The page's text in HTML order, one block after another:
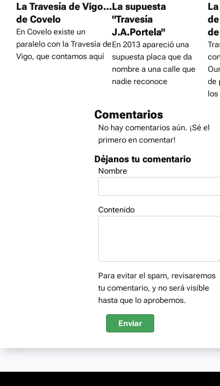
La Travesía de Vigo...
de Covelo
En Covelo existe un
paralelo con la Travesía de
Vigo, que contamos aquí
La supuesta
"Travesía
J.A.Portela"
En 2013 apareció una
supuesta placa que da
nombre a una calle que
nadie reconoce
de
Comentarios
No hay comentarios aún. ¡Sé el
primero en comentar!
Déjanos tu comentario
Nombre
Contenido
Para evitar el spam, revisaremos
tu comentario, y no será visible
hasta que lo aprobemos.
Enviar